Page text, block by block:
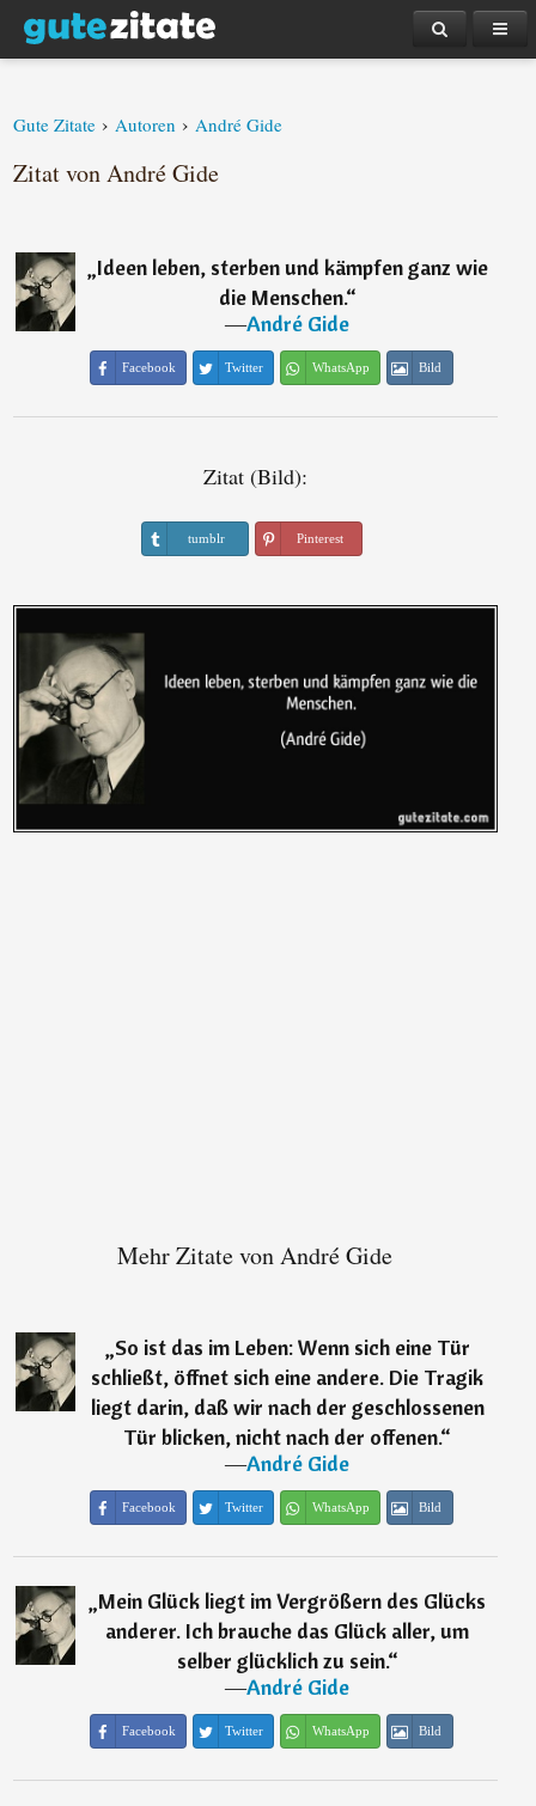
Gute Zitate › Autoren › André Gide
Zitat von André Gide
„Ideen leben, sterben und kämpfen ganz wie
die Menschen.“
―André Gide
Facebook Twitter WhatsApp Bild
Zitat (Bild):
tumblr Pinterest
Mehr Zitate von André Gide
„So ist das im Leben: Wenn sich eine Tür
schließt, öffnet sich eine andere. Die Tragik
liegt darin, daß wir nach der geschlossenen
Tür blicken, nicht nach der offenen.“
―André Gide
Facebook Twitter WhatsApp Bild
„Mein Glück liegt im Vergrößern des Glücks
anderer. Ich brauche das Glück aller, um
selber glücklich zu sein.“
―André Gide
Facebook Twitter WhatsApp Bild